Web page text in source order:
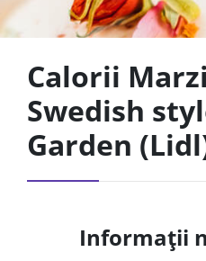
Calorii
Swedish
Garden
Informații